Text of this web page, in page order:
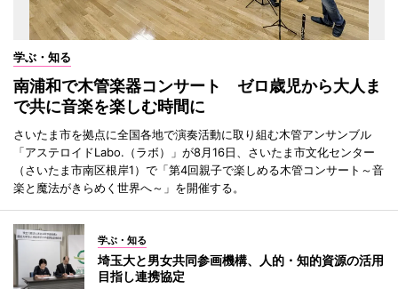
学ぶ・知る
南浦和で木管楽器コンサート ゼロ歳児から大人ま
で共に音楽を楽しむ時間に
さいたま市を拠点に全国各地で演奏活動に取り組む木管アンサンブル
「アステロイドLabo.（ラボ）」が8月16日、さいたま市文化センター
（さいたま市南区根岸1）で「第4回親子で楽しめる木管コンサート～音
楽と魔法がきらめく世界へ～」を開催する。
学ぶ・知る
埼玉大と男女共同参画機構、人的・知的資源の活用
目指し連携協定